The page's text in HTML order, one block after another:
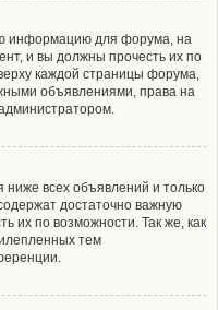
информацию для форума, на
и вы должны прочесть их по
каждой страницы форума,
объявлениями, права на
всех объявлений и только
достаточно важную
их по возможности. Так же, как
тем